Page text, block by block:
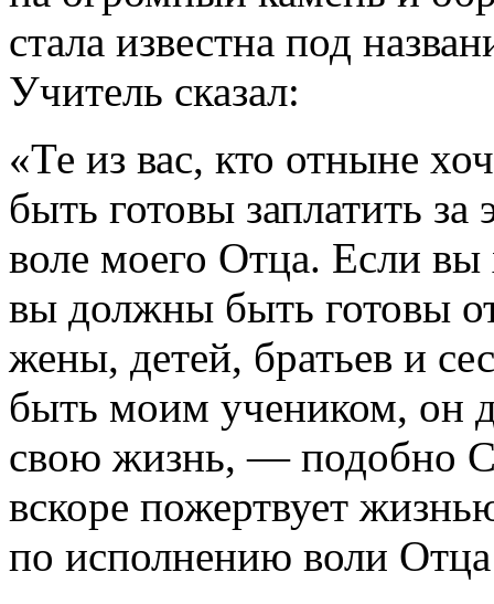
стала известна под
Учитель сказал:
«Те из вас, кто отныне
быть готовы заплатить за
воле моего Отца. Если
вы должны быть готовы
жены, детей, братьев и
быть моим учеником, он
свою жизнь, — подобно
вскоре пожертвует
по исполнению воли